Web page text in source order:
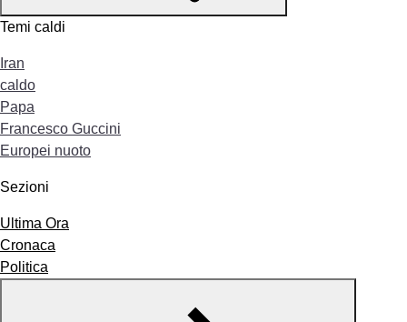
Temi caldi
Iran
caldo
Papa
Francesco Guccini
Europei nuoto
Sezioni
Ultima Ora
Cronaca
Politica